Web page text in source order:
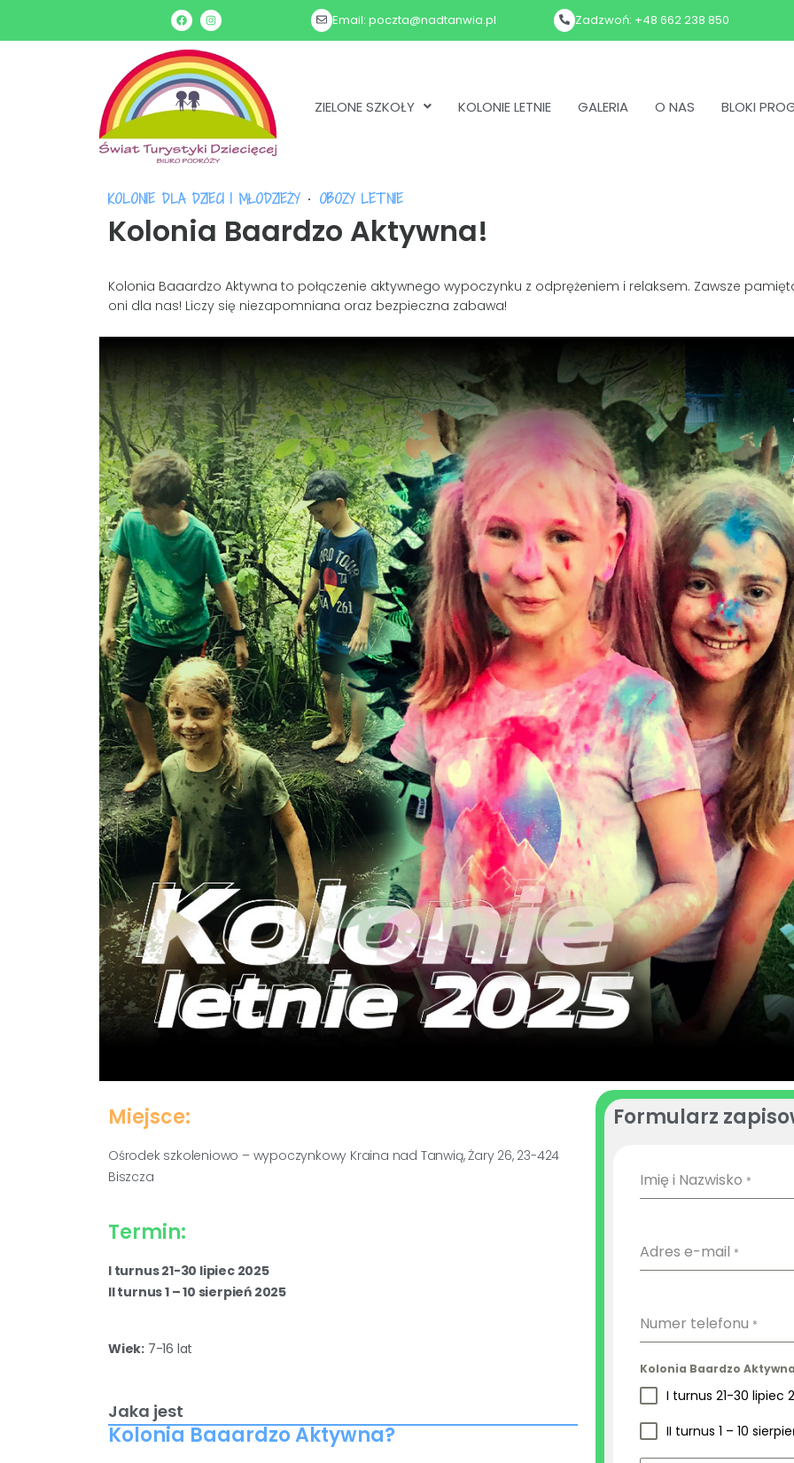
Email: poczta@nadtanwia.pl Zadzwoń: +48 662 238 850
ZIELONE SZKOŁY KOLONIE LETNIE GALERIA O NAS BLOKI
KOLONIE DLA DZIECI I MŁODZIEŻY OBOZY LETNIE
Kolonia Baardzo Aktywna!
Kolonia Baaardzo Aktywna to połączenie aktywnego wypoczynku z odprężeniem i relaksem. Zawsze
oni dla nas! Liczy się niezapomniana oraz bezpieczna zabawa!
Miejsce:
Ośrodek szkoleniowo – wypoczynkowy Kraina nad Tanwią, Żary 26, 23-424
Biszcza
Termin:
I turnus 21-30 lipiec 2025
II turnus 1 – 10 sierpień 2025
Wiek: 7-16 lat
Jaka jest
Kolonia Baaardzo Aktywna?
Formularz
Imię i Nazwisko *
Adres e-mail *
Numer telefonu *
Kolonia Baardzo
I turnus 21-30 lipiec
II turnus 1 – 10